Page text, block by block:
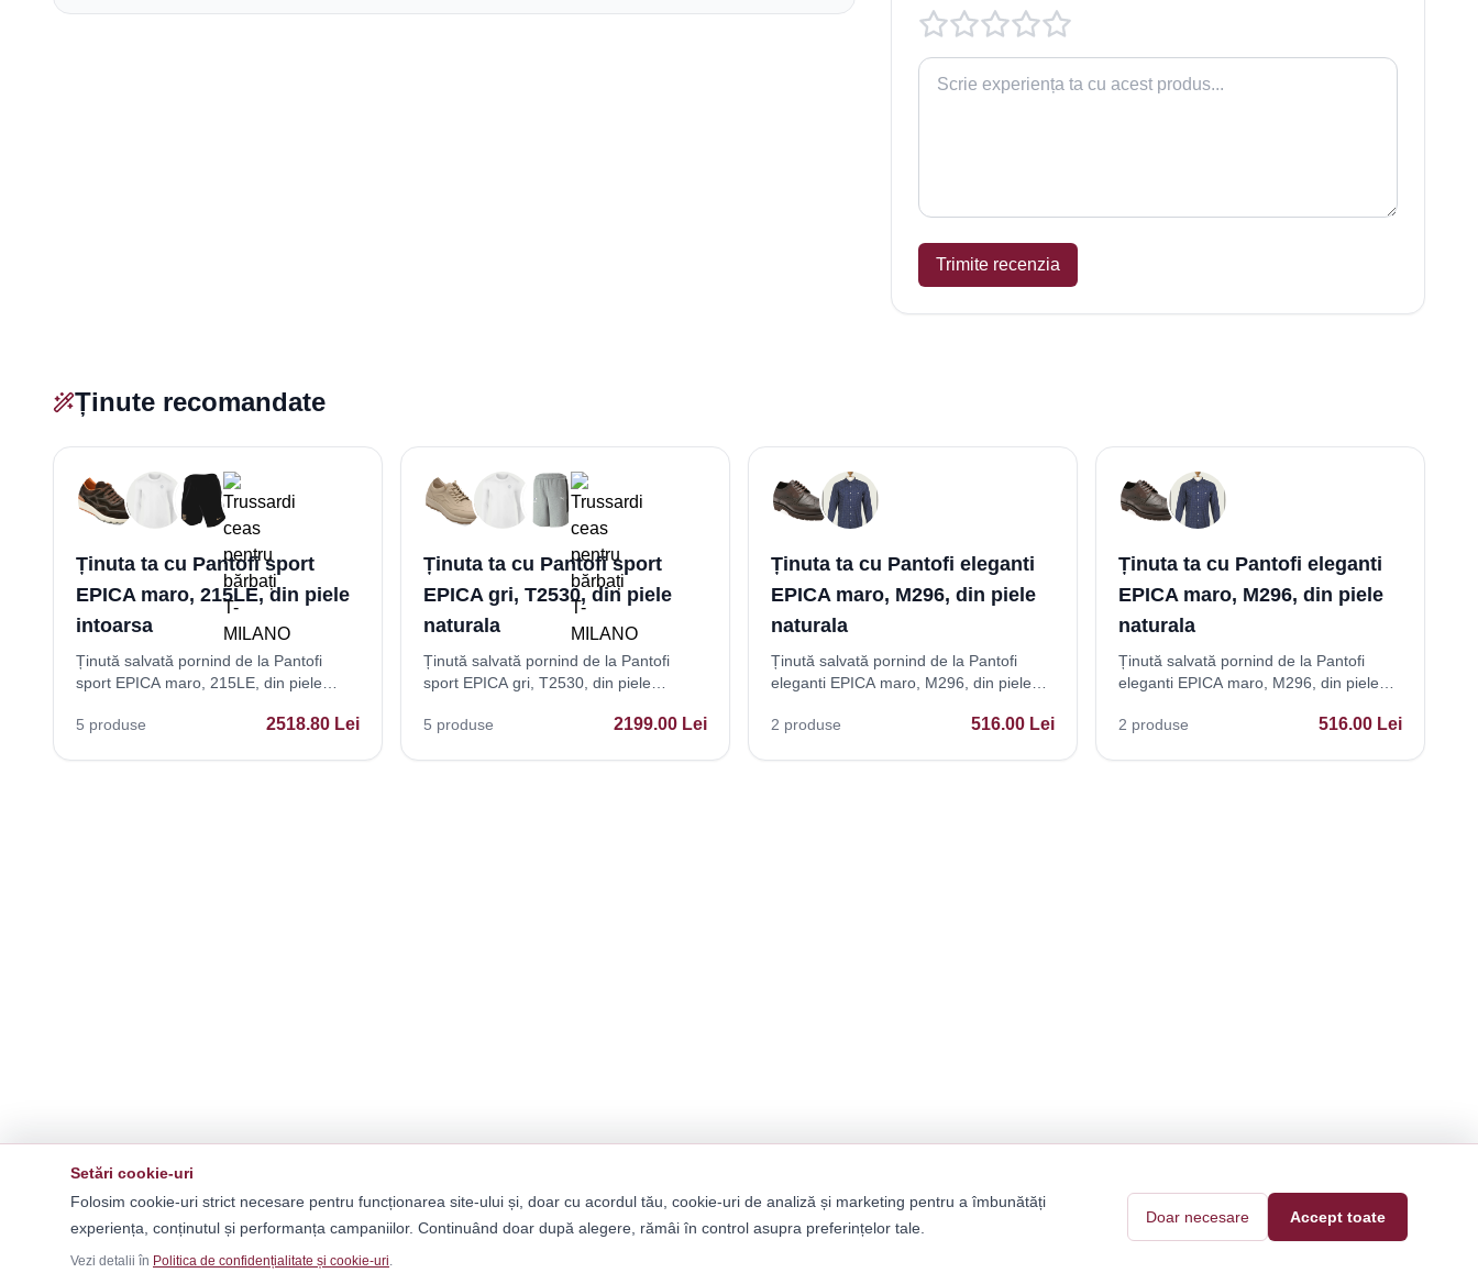
Trimite recenzia
Ținute recomandate
Ținuta ta cu Pantofi sport
EPICA maro, 215LE, din piele
intoarsa
Ținută salvată pornind de la Pantofi
sport EPICA maro, 215LE, din piele
5 produse 2518.80 Lei
Ținuta ta cu Pantofi sport
EPICA gri, T2530, din piele
naturala
Ținută salvată pornind de la Pantofi
sport EPICA gri, T2530, din piele
5 produse 2199.00 Lei
Ținuta ta cu Pantofi eleganti
EPICA maro, M296, din piele
naturala
Ținută salvată pornind de la Pantofi
eleganti EPICA maro, M296, din piele
2 produse 516.00 Lei
Ținuta ta cu Pantofi eleganti
EPICA maro, M296, din piele
naturala
Ținută salvată pornind de la Pantofi
eleganti EPICA maro, M296, din piele
2 produse 516.00 Lei
Setări cookie-uri
Folosim cookie-uri strict necesare pentru funcționarea site-ului și, doar cu acordul tău, cookie-uri de analiză și marketing pentru a îmbunătăți
experiența, conținutul și performanța campaniilor. Continuând doar după alegere, rămâi în control asupra preferințelor tale.
Vezi detalii în Politica de confidențialitate și cookie-uri.
Doar necesare Accept toate